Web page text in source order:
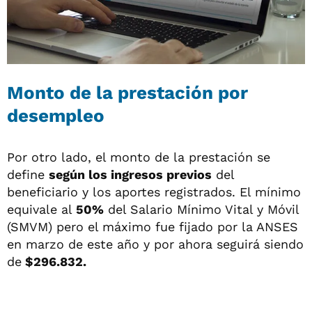
Monto de la prestación por
desempleo
Por otro lado, el monto de la prestación se
define según los ingresos previos del
beneficiario y los aportes registrados. El mínimo
equivale al 50% del Salario Mínimo Vital y Móvil
(SMVM) pero el máximo fue fijado por la ANSES
en marzo de este año y por ahora seguirá siendo
de $296.832.